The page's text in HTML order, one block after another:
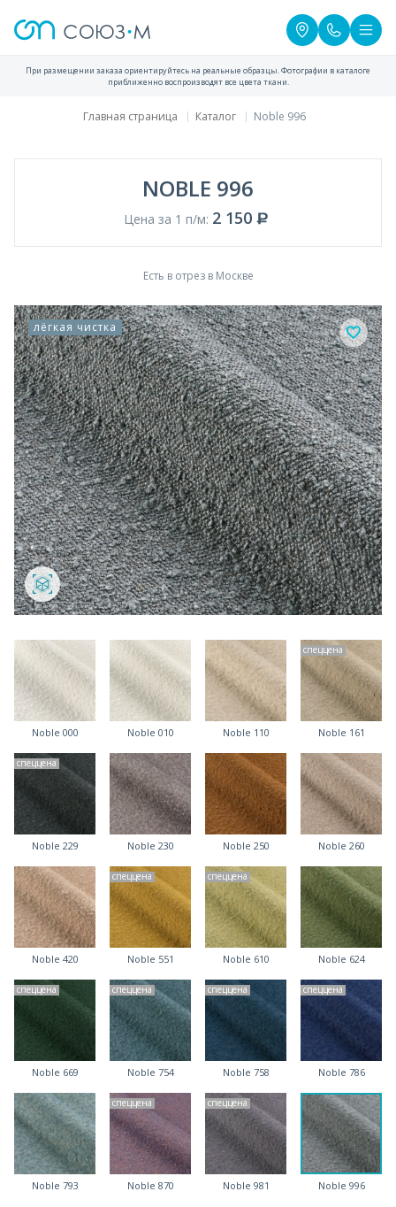
При размещении заказа ориентируйтесь на реальные образцы. Фотографии в каталоге
приближенно воспроизводят все цвета ткани.
Главная страница Каталог Noble 996
NOBLE 996
Цена за 1 п/м: 2 150
Есть в отрез в Москве
лёгкая чистка
Noble 000 Noble 010 Noble 110
спеццена
Noble 161
спеццена
Noble 229 Noble 230 Noble 250 Noble 260
Noble 420
спеццена
Noble 551
спеццена
Noble 610 Noble 624
спеццена
Noble 669
спеццена
Noble 754
спеццена
Noble 758
спеццена
Noble 786
Noble 793
спеццена
Noble 870
спеццена
Noble 981 Noble 996